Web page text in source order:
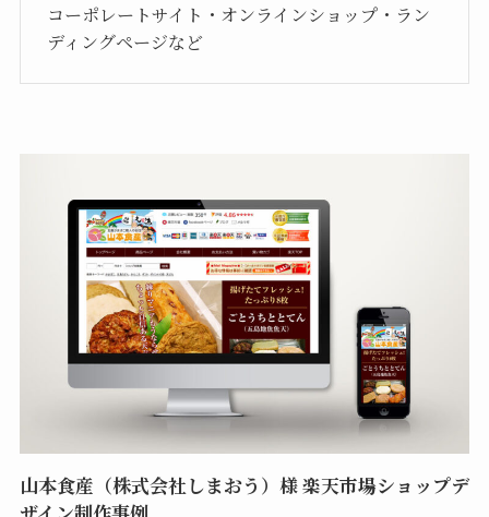
コーポレートサイト・オンラインショップ・ラン
ディングページなど
山本食産（株式会社しまおう）様 楽天市場ショップデ